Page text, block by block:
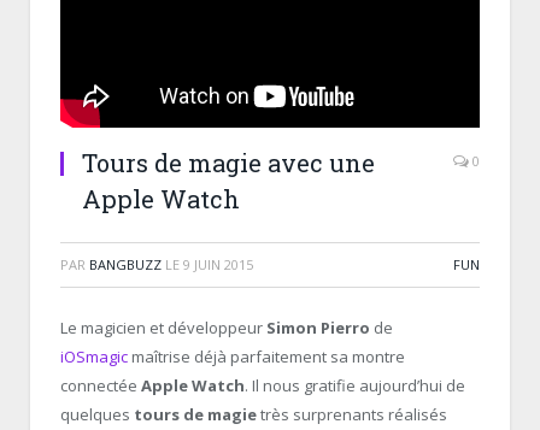
Tours de magie avec une
Apple Watch
0
PAR BANGBUZZ LE 9 JUIN 2015 FUN
Le magicien et développeur Simon Pierro de
iOSmagic maîtrise déjà parfaitement sa montre
connectée Apple Watch. Il nous gratifie aujourd’hui de
quelques tours de magietrès surprenants réalisés